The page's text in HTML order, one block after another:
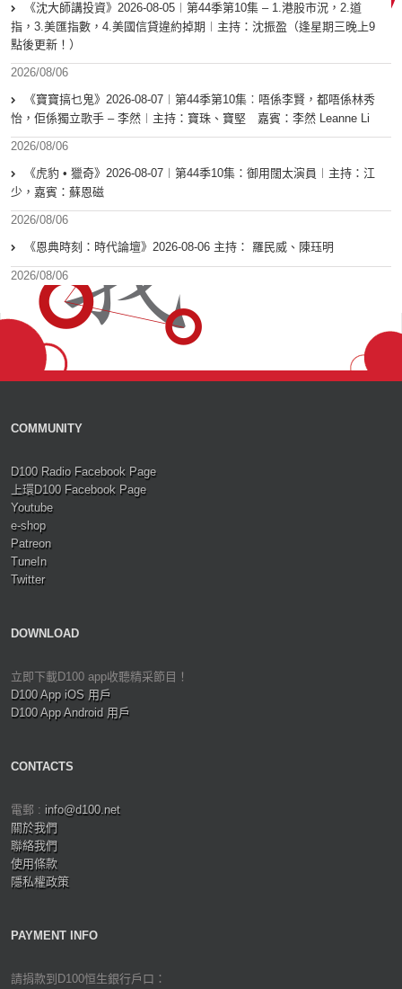
《沈大師講投資》2026-08-05︱第44季第10集 – 1.港股市況，2.道
指，3.美匯指數，4.美國信貸違約掉期︱主持：沈振盈（逢星期三晚上9
點後更新！）
2026/08/06
《寶寶搞乜鬼》2026-08-07︱第44季第10集︰唔係李賢，都唔係林秀
怡，佢係獨立歌手 – 李然︱主持：寶珠、寶堅 嘉賓：李然 Leanne Li
2026/08/06
《虎豹 • 獵奇》2026-08-07︱第44季10集：御用闊太演員︱主持：江
少，嘉賓：蘇恩磁
2026/08/06
《恩典時刻：時代論壇》2026-08-06 主持： 羅民威、陳珏明
2026/08/06
COMMUNITY
D100 Radio Facebook Page
上環D100 Facebook Page
Youtube
e-shop
Patreon
TuneIn
Twitter
DOWNLOAD
立即下載D100 app收聽精采節目！
D100 App iOS 用戶
D100 App Android 用戶
CONTACTS
電郵 : info@d100.net
關於我們
聯絡我們
使用條款
隱私權政策
PAYMENT INFO
請捐款到D100恒生銀行戶口：